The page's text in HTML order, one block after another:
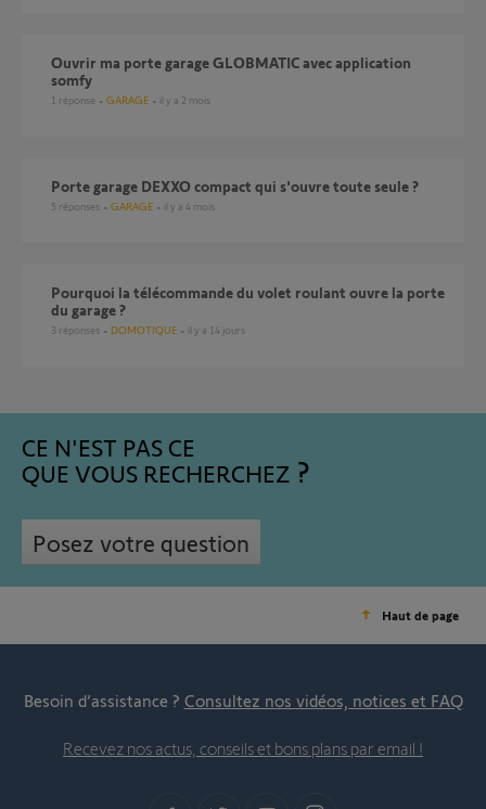
Ouvrir ma porte garage GLOBMATIC avec application
somfy
1 réponse GARAGE il y a 2 mois
porte garage DEXXO compact qui s'ouvre toute seule ?
5 réponses GARAGE il y a 4 mois
pourquoi la télécommande du volet roulant ouvre la porte
du garage ?
3 réponses DOMOTIQUE il y a 14 jours
CE N'EST PAS CE
QUE VOUS RECHERCHEZ
Posez votre question
Haut de page
Besoin d’assistance ? Consultez nos vidéos, notices et FAQ
Recevez nos actus, conseils et bons plans par email !